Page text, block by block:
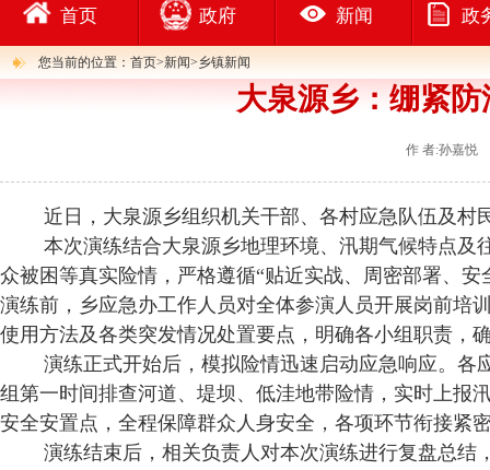
首页 政府 新闻 政
您当前的位置：首页>新闻>乡镇新闻
大泉源乡：绷紧
作 者:孙嘉悦
近日，大泉源乡组织机关干部、各村应急队伍及村
本次演练结合大泉源乡地理环境、汛期气候特点及
众被困等真实险情，严格遵循“贴近实战、周密部署、
演练前，乡应急办工作人员对全体参演人员开展岗前培
使用方法及各类突发情况处置要点，明确各小组职责，
演练正式开始后，模拟险情迅速启动应急响应。各
组第一时间排查河道、堤坝、低洼地带险情，实时上报
安全安置点，全程保障群众人身安全，各项环节衔接紧
演练结束后，相关负责人对本次演练进行复盘总结